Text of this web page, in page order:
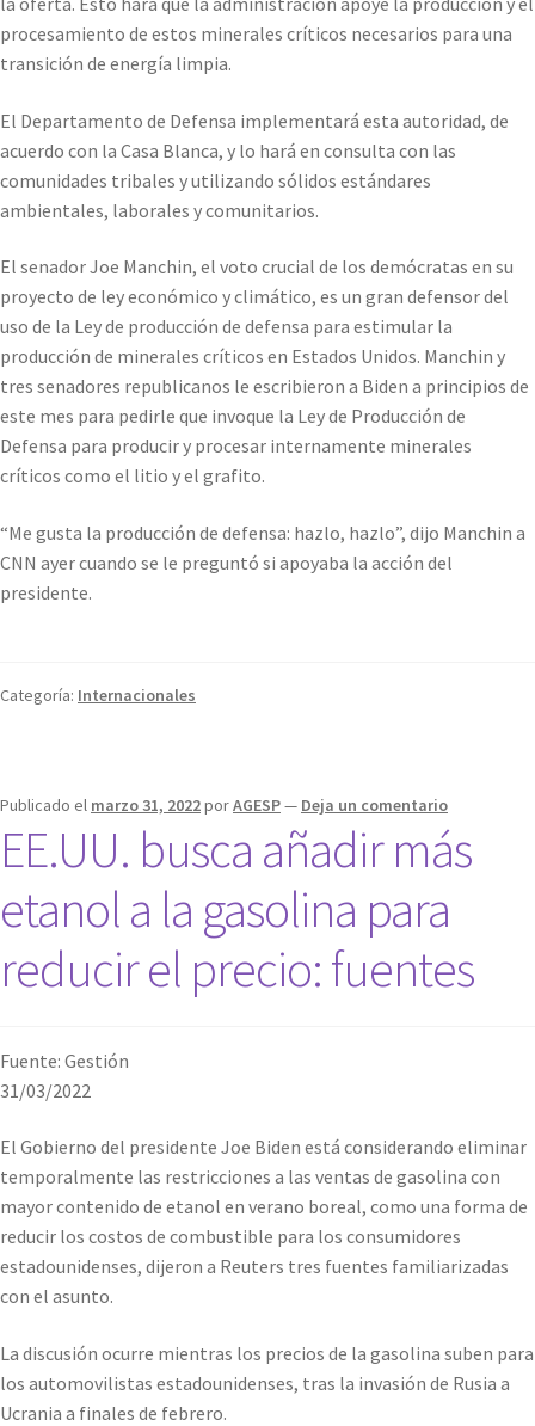
procesamiento de estos minerales críticos necesarios para una
transición de energía limpia.
El Departamento de Defensa implementará esta autoridad, de
acuerdo con la Casa Blanca, y lo hará en consulta con las
comunidades tribales y utilizando sólidos estándares
ambientales, laborales y comunitarios.
El senador Joe Manchin, el voto crucial de los demócratas en su
proyecto de ley económico y climático, es un gran defensor del
uso de la Ley de producción de defensa para estimular la
producción de minerales críticos en Estados Unidos. Manchin y
tres senadores republicanos le escribieron a Biden a principios de
este mes para pedirle que invoque la Ley de Producción de
Defensa para producir y procesar internamente minerales
críticos como el litio y el grafito.
“Me gusta la producción de defensa: hazlo, hazlo”, dijo Manchin a
CNN ayer cuando se le preguntó si apoyaba la acción del
presidente.
Categoría: Internacionales
Publicado el marzo 31, 2022porAGESP— Deja un comentario
EE.UU. busca añadir más
etanol a la gasolina para
reducir el precio: fuentes
Fuente: Gestión
31/03/2022
El Gobierno del presidente Joe Biden está considerando eliminar
temporalmente las restricciones a las ventas de gasolina con
mayor contenido de etanol en verano boreal, como una forma de
reducir los costos de combustible para los consumidores
estadounidenses, dijeron a Reuters tres fuentes familiarizadas
con el asunto.
La discusión ocurre mientras los precios de la gasolina suben para
los automovilistas estadounidenses, tras la invasión de Rusia a
Ucrania a finales de febrero.